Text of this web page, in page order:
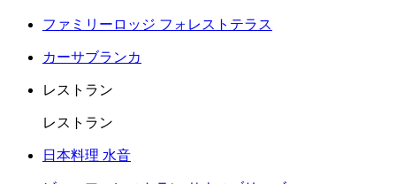
ファミリーロッジ フォレストテラス
カーサブランカ
レストラン
レストラン
日本料理 水音